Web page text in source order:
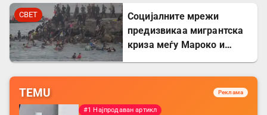
СВЕТ
Социјалните мрежи
предизвикаа мигрантска
криза меѓу Мароко и
TEMU Реклама
#1 Најпродаван артикл